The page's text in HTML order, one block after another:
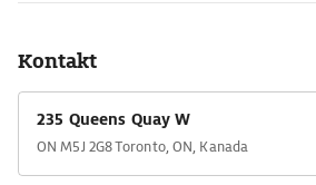
Kontakt
235 Queens Quay W
ON M5J 2G8 Toronto, ON, Kanada